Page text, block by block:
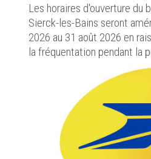
Les horaires d'ouverture du
Sierck-les-Bains seront
2026 au 31 août 2026 en
la fréquentation pendant la